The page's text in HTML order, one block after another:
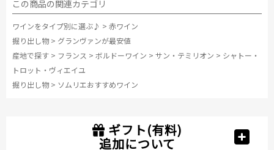
この商品の関連カテゴリ
ワインをタイプ別に選ぶ♪ > 赤ワイン
掘り出し物 > グランヴァンが最安値
産地で探す > フランス > ボルドーワイン > サン・テミリオン > シャトー・
トロット・ヴィエイユ
掘り出し物 > ソムリエおすすめワイン
ギフト(有料)
追加について